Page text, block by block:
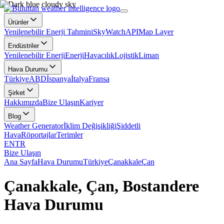
Ürünler
Yenilenebilir Enerji TahminiSkyWatchAPIMap Layer
Endüstriler
Yenilenebilir EnerjiEnerjiHavacılıkLojistikLiman
Hava Durumu
TürkiyeABDİspanyaİtalyaFransa
Şirket
HakkımızdaBize UlaşınKariyer
Blog
Weather Generatorİklim DeğişikliğiŞiddetli
HavaRöportajlarTerimler
ENTR
Bize Ulaşın
Ana SayfaHava DurumuTürkiyeÇanakkaleÇan
Çanakkale, Çan, Bostandere
Hava Durumu